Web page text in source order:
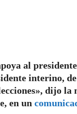
al
interino,
dijo
en un